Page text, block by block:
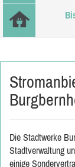
Die Stadtwerke
Stadtverwaltung
einige